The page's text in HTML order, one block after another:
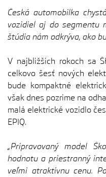
Česká automobilka
vozidiel aj do segmentu
štúdia nám odkrýva, ako
V najbližších rokoch sa
celkovo šesť nových
bude kompaktné
však dnes pozrime na
malá elektrické vozidlo
EPIQ.
„Pripravovaný model
hodnotu a priestranný
veľmi atraktívnu cenu.